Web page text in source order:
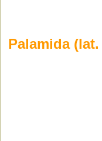
Palamida